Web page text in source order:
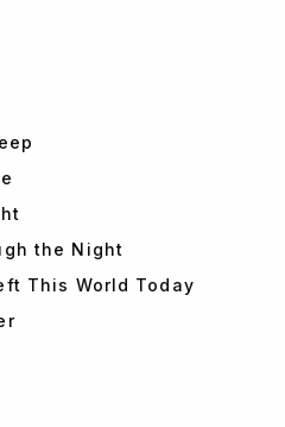
the Night
This World Today